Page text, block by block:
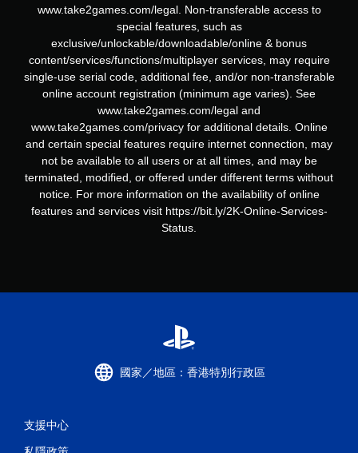
www.take2games.com/legal. Non-transferable access to
special features, such as
exclusive/unlockable/downloadable/online & bonus
content/services/functions/multiplayer services, may require
single-use serial code, additional fee, and/or non-transferable
online account registration (minimum age varies). See
www.take2games.com/legal and
www.take2games.com/privacy for additional details. Online
and certain special features require internet connection, may
not be available to all users or at all times, and may be
terminated, modified, or offered under different terms without
notice. For more information on the availability of online
features and services visit https://bit.ly/2K-Online-Services-
Status.
國家／地區：香港特別行政區
支援中心